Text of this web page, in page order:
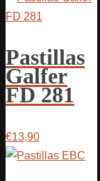
Pastillas
Galfer
FD 281
€13,90